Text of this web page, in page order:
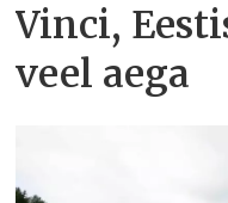
Vinci,
veel aega